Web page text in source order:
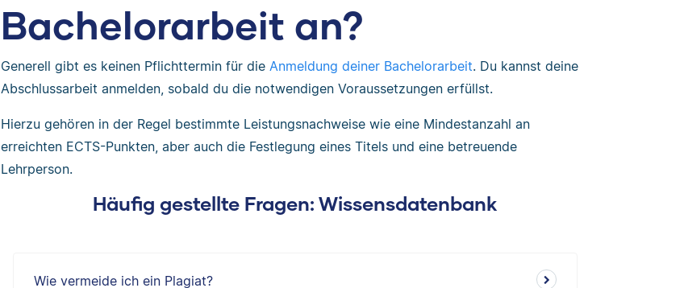
Bachelorarbeit an?
Generell gibt es keinen Pflichttermin für die Anmeldung deiner Bachelorarbeit. Du kannst deine
Abschlussarbeit anmelden, sobald du die notwendigen Voraussetzungen erfüllst.
Hierzu gehören in der Regel bestimmte Leistungsnachweise wie eine Mindestanzahl an
erreichten ECTS-Punkten, aber auch die Festlegung eines Titels und eine betreuende
Lehrperson.
Häufig gestellte Fragen: Wissensdatenbank
Wie vermeide ich ein Plagiat?